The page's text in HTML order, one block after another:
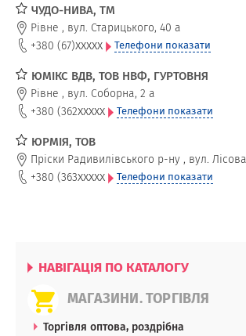
ЧУДО-НИВА, ТМ
Рівне , вул. Старицького, 40 а
+380 (67)xxxxx Телефони показати
ЮМІКС ВДВ, ТОВ НВФ, ГУРТОВНЯ
Рівне , вул. Соборна, 2 а
+380 (362xxxxx Телефони показати
ЮРМІЯ, ТОВ
Пріски Радивилівського р-ну , вул.
+380 (363xxxxx Телефони показати
НАВІГАЦІЯ ПО КАТАЛОГУ
МАГАЗИНИ. ТОРГІВЛЯ
Торгівля оптова, роздрібна